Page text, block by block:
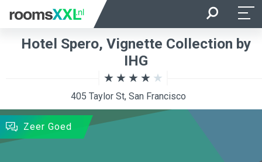
Ligging van de kamer Kamer
ZOEKEN
Hotel Spero, Vignette Collection by
IHG
405 Taylor St, San Francisco
Zeer Goed